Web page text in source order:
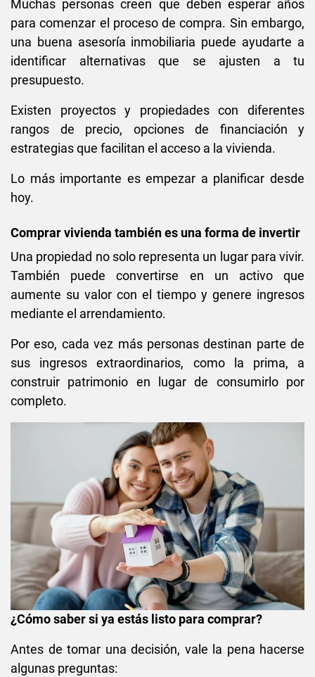
Muchas personas creen que deben esperar años
para comenzar el proceso de compra. Sin embargo,
una buena asesoría inmobiliaria puede ayudarte a
identificar alternativas que se ajusten a tu
presupuesto.
Existen proyectos y propiedades con diferentes
rangos de precio, opciones de financiación y
estrategias que facilitan el acceso a la vivienda.
Lo más importante es empezar a planificar desde
hoy.
Comprar vivienda también es una forma de invertir
Una propiedad no solo representa un lugar para vivir.
También puede convertirse en un activo que
aumente su valor con el tiempo y genere ingresos
mediante el arrendamiento.
Por eso, cada vez más personas destinan parte de
sus ingresos extraordinarios, como la prima, a
construir patrimonio en lugar de consumirlo por
completo.
¿Cómo saber si ya estás listo para comprar?
Antes de tomar una decisión, vale la pena hacerse
algunas preguntas: